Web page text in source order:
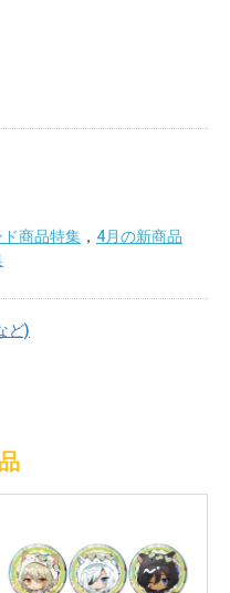
ド商品特集 ， 4月の新商品
ど)